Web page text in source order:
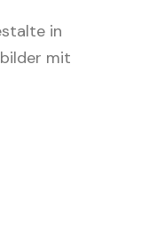
in
mit